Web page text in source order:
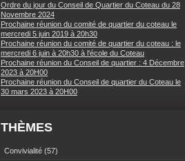
Ordre du jour du Conseil de Quartier du Coteau du 28
Novembre 2024
Prochaine réunion du comité de quartier du coteau le
mercredi 5 juin 2019 à 20h30
Prochaine réunion du comité de quartier du coteau : le
mercredi 6 juin à 20h30 à l'école du Coteau
Prochaine réunion du Conseil de quartier : 4 Décembre
2023 à 20H00
Prochaine réunion du Conseil de quartier du Coteau le
30 mars 2023 à 20H00
THÈMES
Convivialité (57)